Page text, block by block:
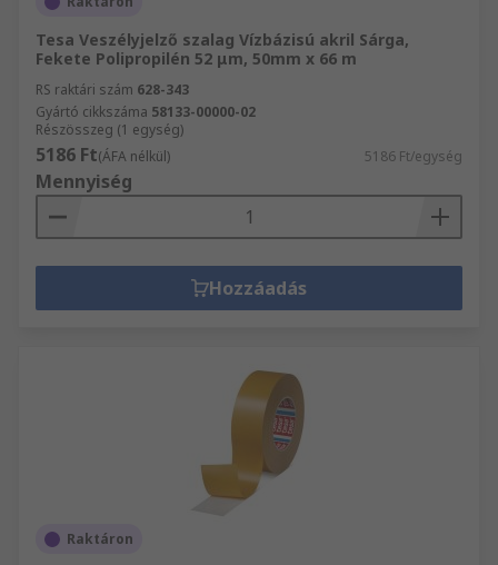
Tesa Veszélyjelző szalag Vízbázisú akril Sárga,
Fekete Polipropilén 52 μm, 50mm x 66 m
RS raktári szám 628-343
Gyártó cikkszáma 58133-00000-02
Részösszeg (1 egység)
5186 Ft(ÁFA nélkül) 5186 Ft/egység
Mennyiség
Hozzáadás
Raktáron